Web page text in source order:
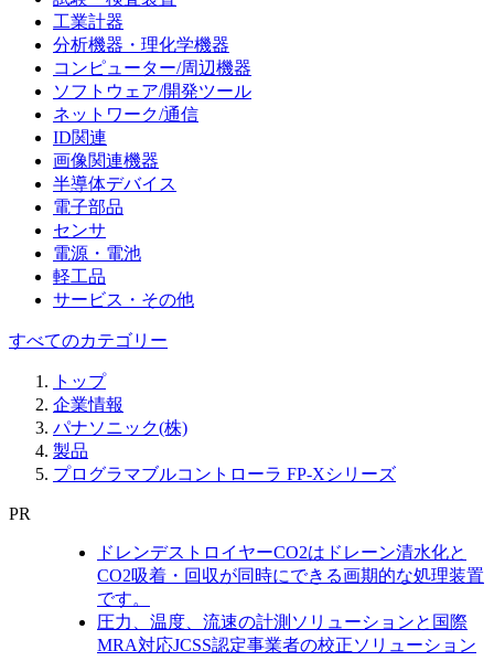
工業計器
分析機器・理化学機器
コンピューター/周辺機器
ソフトウェア/開発ツール
ネットワーク/通信
ID関連
画像関連機器
半導体デバイス
電子部品
センサ
電源・電池
軽工品
サービス・その他
すべてのカテゴリー
トップ
企業情報
パナソニック(株)
製品
プログラマブルコントローラ FP-Xシリーズ
PR
ドレンデストロイヤーCO2はドレーン清水化と
CO2吸着・回収が同時にできる画期的な処理装置
です。
圧力、温度、流速の計測ソリューションと国際
MRA対応JCSS認定事業者の校正ソリューション